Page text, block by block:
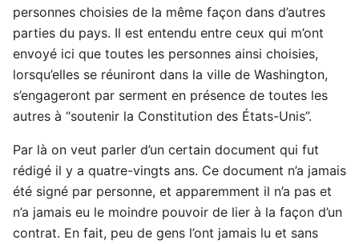
personnes choisies de la même façon dans d’autres
parties du pays. Il est entendu entre ceux qui m’ont
envoyé ici que toutes les personnes ainsi choisies,
lorsqu’elles se réuniront dans la ville de Washington,
s’engageront par serment en présence de toutes les
autres à “soutenir la Constitution des États-Unis”.
Par là on veut parler d’un certain document qui fut
rédigé il y a quatre-vingts ans. Ce document n’a jamais
été signé par personne, et apparemment il n’a pas et
n’a jamais eu le moindre pouvoir de lier à la façon d’un
contrat. En fait, peu de gens l’ont jamais lu et sans